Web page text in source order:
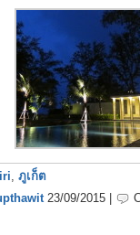
, ภูเก็ต
23/09/2015 |